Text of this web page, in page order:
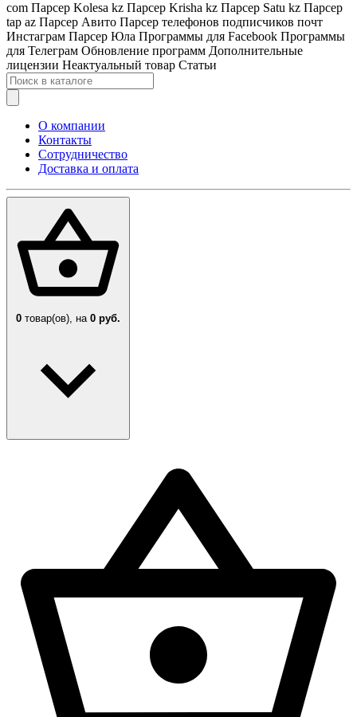
com Парсер Kolesa kz Парсер Krisha kz Парсер Satu kz Парсер
tap az Парсер Авито Парсер телефонов подписчиков почт
Инстаграм Парсер Юла Программы для Facebook Программы
для Телеграм Обновление программ Дополнительные
лицензии Неактуальный товар Статьи
О компании
Контакты
Сотрудничество
Доставка и оплата
0 товар(ов), на 0 руб.